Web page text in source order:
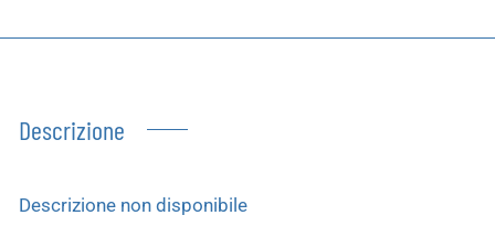
Descrizione
Descrizione non disponibile